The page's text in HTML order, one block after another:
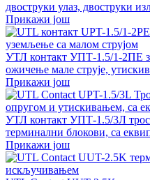
двоструки улаз, двоструки
Прикажи још
УТЛ контакт УПТ-1.5/1-2ПЕ
ожичење мале струје,
Прикажи још
УТЛ контакт УПТ-1.5/3Л
терминални блокови, са
Прикажи још